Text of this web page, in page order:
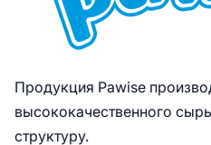
Продукция Pawise
высококачественного
структуру.